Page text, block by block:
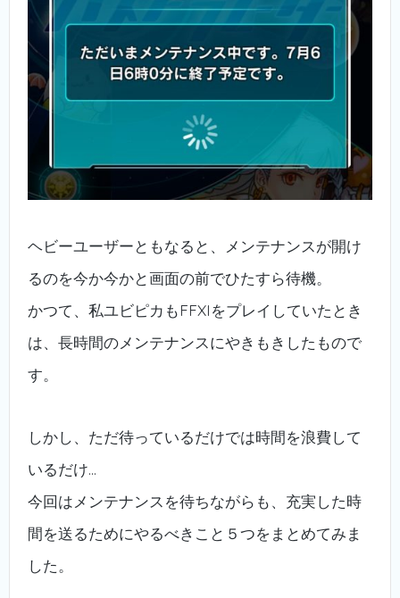
ヘビーユーザーともなると、メンテナンスが開け
るのを今か今かと画面の前でひたすら待機。
かつて、私ユビピカもFFXIをプレイしていたとき
は、長時間のメンテナンスにやきもきしたもので
す。
しかし、ただ待っているだけでは時間を浪費して
いるだけ…
今回はメンテナンスを待ちながらも、充実した時
間を送るためにやるべきこと５つをまとめてみま
した。